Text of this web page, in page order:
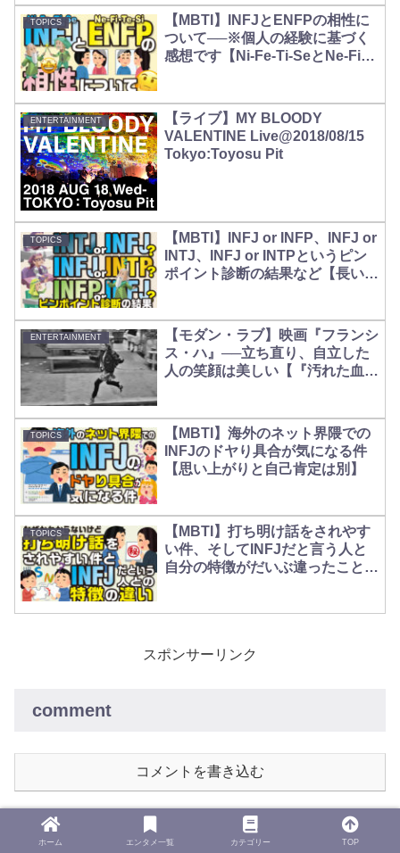
TOPICS
【MBTI】INFJとENFPの相性に
ついて──※個人の経験に基づく
感想です【Ni-Fe-Ti-SeとNe-Fi-
ENTERTAINMENT
【ライブ】MY BLOODY
VALENTINE Live@2018/08/15
Tokyo:Toyosu Pit
TOPICS
【MBTI】INFJ or INFP、INFJ or
INTJ、INFJ or INTPというピン
ポイント診断の結果など【長いけ
ENTERTAINMENT
【モダン・ラブ】映画『フランシ
ス・ハ』──立ち直り、自立した
人の笑顔は美しい【『汚れた血』
TOPICS
【MBTI】海外のネット界隈での
INFJのドヤり具合が気になる件
【思い上がりと自己肯定は別】
TOPICS
【MBTI】打ち明け話をされやす
い件、そしてINFJだと言う人と
自分の特徴がだいぶ違ったことに
スポンサーリンク
comment
コメントを書き込む
ホーム エンタメ一覧 カテゴリー TOP